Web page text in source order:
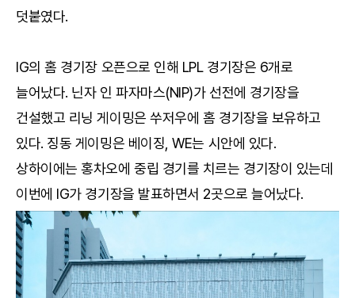
덧붙였다.
IG의 홈 경기장 오픈으로 인해 LPL 경기장은 6개로
늘어났다. 닌자 인 파자마스(NIP)가 선전에 경기장을
건설했고 리닝 게이밍은 쑤저우에 홈 경기장을 보유하고
있다. 징동 게이밍은 베이징, WE는 시안에 있다.
상하이에는 홍차오에 중립 경기를 치르는 경기장이 있는데
이번에 IG가 경기장을 발표하면서 2곳으로 늘어났다.